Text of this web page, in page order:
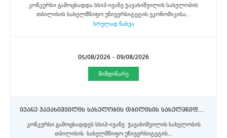
კონკურსი გამოცხადდა სსიპ-ივანე ჯავახიშვილის სახელობის
თბილისის სახელმწიფო უნივერსიტეტის ეკონომიკისა...
სრულად ნახვა
05/08/2026 - 09/08/2026
მიმდინარე
ივანე ჯავახიშვილის სახელობის თბილისის სახელმწიფო უნივერსიტეტი - კაფეტერიის უფროსი
კონკურსი გამოცხადდეს სსიპ-ივანე ჯავახიშვილის სახელობის
თბილისის სახელმწიფო უნივერსიტეტის...